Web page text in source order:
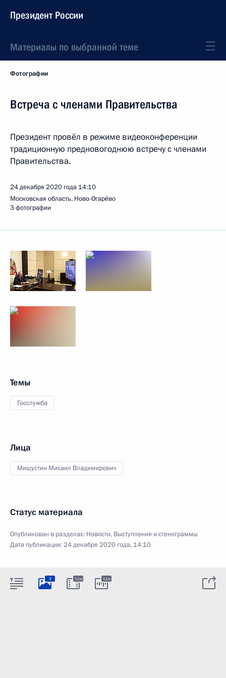
Президент России
Материалы по выбранной теме
Фотографии
Встреча с членами Правительства
Президент провёл в режиме видеоконференции
традиционную предновогоднюю встречу с членами
Правительства.
24 декабря 2020 года 14:10
Московская область, Ново-Огарёво
3 фотографии
Темы
Госслужба
Лица
Мишустин Михаил Владимирович
Статус материала
Опубликован в разделах: Новости, Выступления и стенограммы
Дата публикации:24 декабря 2020 года, 14:10
3 11м 11м